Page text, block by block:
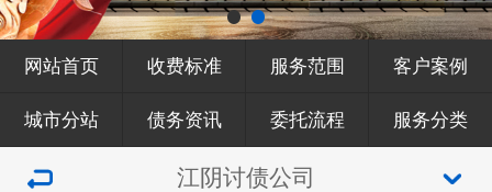
网站首页 收费标准 服务范围 客户案例
城市分站 债务资讯 委托流程 服务分类
江阴讨债公司